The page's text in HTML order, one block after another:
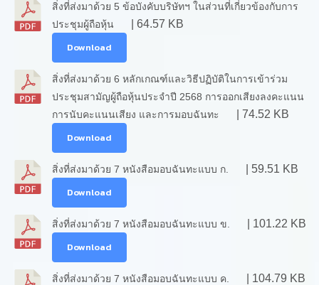
สิ่งที่ส่งมาด้วย 5 ข้อบังคับบริษัทฯ ในส่วนที่เกี่ยวข้องกับการ
ประชุมผู้ถือหุ้น
| 64.57 KB
Download
สิ่งที่ส่งมาด้วย 6 หลักเกณฑ์และวิธีปฏิบัติในการเข้าร่วม
ประชุมสามัญผู้ถือหุ้นประจำปี 2568 การออกเสียงลงคะแนน
การนับคะแนนเสียง และการมอบฉันทะ
| 74.52 KB
Download
สิ่งที่ส่งมาด้วย 7 หนังสือมอบฉันทะแบบ ก. | 59.51 KB
Download
สิ่งที่ส่งมาด้วย 7 หนังสือมอบฉันทะแบบ ข. | 101.22 KB
Download
สิ่งที่ส่งมาด้วย 7 หนังสือมอบฉันทะแบบ ค. | 104.79 KB